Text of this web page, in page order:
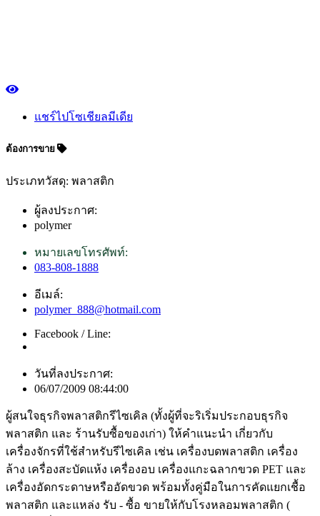
แชร์ไปโซเชียลมีเดีย
ต้องการขาย
ประเภทวัสดุ: พลาสติก
ผู้ลงประกาศ:
polymer
หมายเลขโทรศัพท์:
083-808-1888
อีเมล์:
polymer_888@hotmail.com
Facebook / Line:
วันที่ลงประกาศ:
06/07/2009 08:44:00
ผู้สนใจธุรกิจพลาสติกรีไซเคิล (ทั้งผู้ที่จะริเริ่มประกอบธุรกิจ
พลาสติก และ ร้านรับซื้อของเก่า) ให้คำแนะนำ เกี่ยวกับ
เครื่องจักรที่ใช้สำหรับรีไซเคิล เช่น เครื่องบดพลาสติก เครื่อง
ล้าง เครื่องสะบัดแห้ง เครื่องอบ เครื่องแกะฉลากขวด PET และ
เครื่องอัดกระดาษหรืออัดขวด พร้อมทั้งคู่มือในการคัดแยกเชื้อ
พลาสติก และแหล่ง รับ - ซื้อ ขายให้กับโรงหลอมพลาสติก (